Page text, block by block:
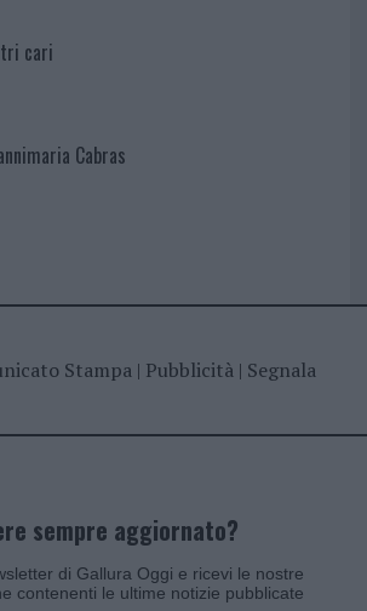
cari
Cabras
Stampa| Pubblicità| Segnala
sempre aggiornato?
di Gallura Oggi e ricevi le nostre
contenenti le ultime notizie pubblicate